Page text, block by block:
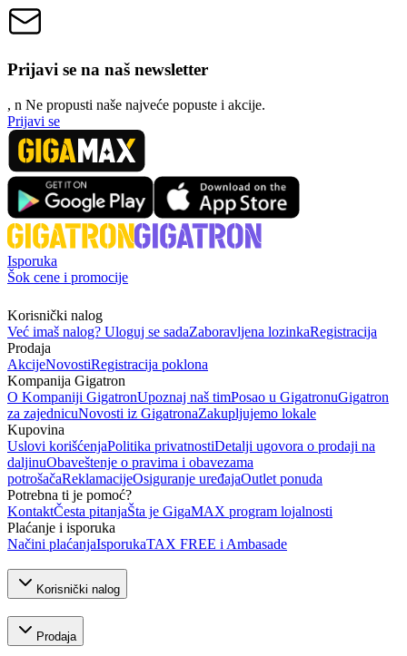
Prijavi se na naš newsletter
, n Ne propusti naše najveće popuste i akcije.
Prijavi se
Isporuka
Šok cene i promocije
Korisnički nalog
Već imaš nalog? Uloguj se sadaZaboravljena lozinkaRegistracija
Prodaja
AkcijeNovostiRegistracija poklona
Kompanija Gigatron
O Kompaniji GigatronUpoznaj naš timPosao u GigatronuGigatron
za zajednicuNovosti iz GigatronaZakupljujemo lokale
Kupovina
Uslovi korišćenjaPolitika privatnostiDetalji ugovora o prodaji na
daljinuObaveštenje o pravima i obavezama
potrošačaReklamacijeOsiguranje uređajaOutlet ponuda
Potrebna ti je pomoć?
KontaktČesta pitanjaŠta je GigaMAX program lojalnosti
Plaćanje i isporuka
Načini plaćanjaIsporukaTAX FREE i Ambasade
Korisnički nalog
Prodaja